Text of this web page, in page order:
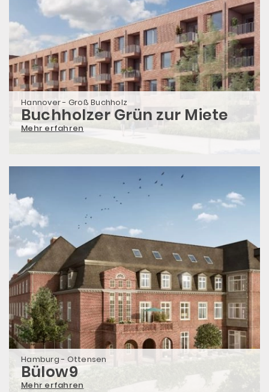
Hannover - Groß Buchholz
Buchholzer Grün zur Miete
Mehr erfahren
Hamburg - Ottensen
Bülow9
Mehr erfahren